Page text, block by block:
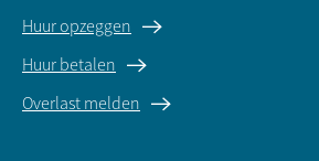
Huur opzeggen
Huur betalen
Overlast melden